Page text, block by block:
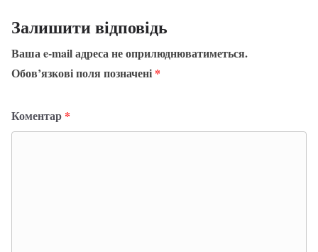
Залишити відповідь
Ваша e-mail адреса не оприлюднюватиметься.
Обов’язкові поля позначені *
Коментар *